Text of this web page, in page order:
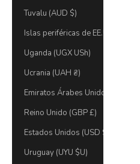
Tuvalu (AUD $)
Islas periféricas de EE.UU. (USD $)
Uganda (UGX USh)
Ucrania (UAH ₴)
Reino Unido (GBP £)
Estados Unidos (USD $)
Uruguay (UYU $U)